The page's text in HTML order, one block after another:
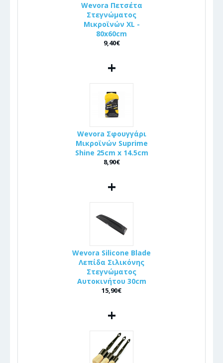
Wevora Πετσέτα
Στεγνώματος
Μικροϊνών XL -
80x60cm
9,40€
+
Wevora Σφουγγάρι
Μικροϊνών Suprime
Shine 25cm x 14.5cm
8,90€
+
Wevora Silicone Blade
Λεπίδα Σιλικόνης
Στεγνώματος
Αυτοκινήτου 30cm
15,90€
+